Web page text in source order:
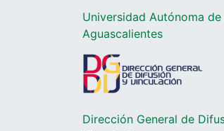
Universidad Autónoma de
Aguascalientes
Dirección General de